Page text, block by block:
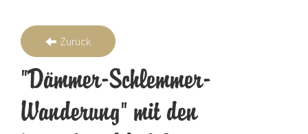
Zurück
"Dämmer-Schlemmer-
Wanderung" mit den